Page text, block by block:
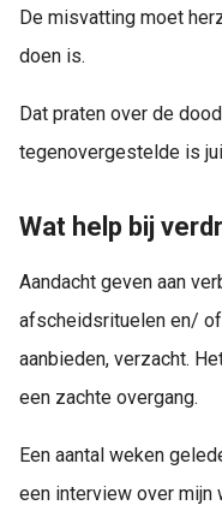
De misvatting moet
doen is.
Dat praten over de
tegenovergestelde is
Wat help bij
Aandacht geven aan
afscheidsrituelen en/
aanbieden, verzacht.
een zachte overgang.
Een aantal weken
een interview over mijn